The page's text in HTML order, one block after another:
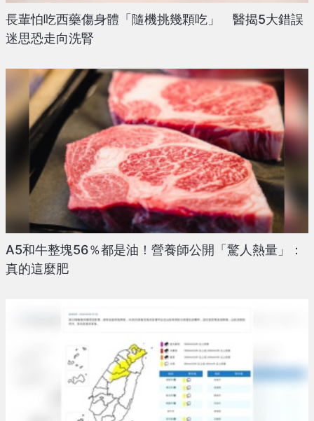
長輩怕吃西藥傷身體「隨機挑幾顆吃」 醫揭5大錯誤
迷思恐走向洗腎
A5和牛整塊56％都是油！營養師公開「驚人熱量」：
真的這麼肥